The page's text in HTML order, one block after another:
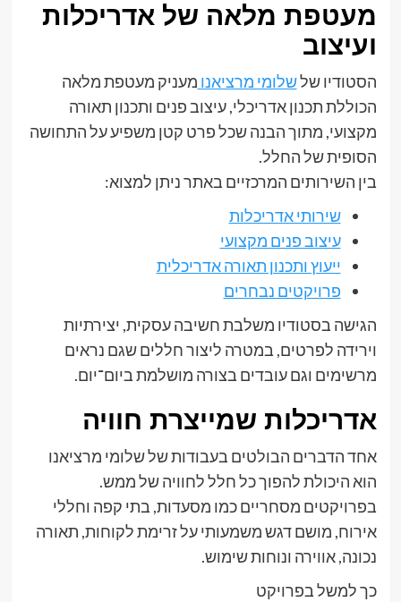
מעטפת מלאה של אדריכלות
ועיצוב
הסטודיו שלשלומי מרציאנו מעניק מעטפת מלאה
הכוללת תכנון אדריכלי, עיצוב פנים ותכנון תאורה
מקצועי, מתוך הבנה שכל פרט קטן משפיע על התחושה
הסופית של החלל.
בין השירותים המרכזיים באתר ניתן למצוא:
שירותי אדריכלות
עיצוב פנים מקצועי
ייעוץ ותכנון תאורה אדריכלית
פרויקטים נבחרים
הגישה בסטודיו משלבת חשיבה עסקית, יצירתיות
וירידה לפרטים, במטרה ליצור חללים שגם נראים
מרשימים וגם עובדים בצורה מושלמת ביום־יום.
אדריכלות שמייצרת חוויה
אחד הדברים הבולטים בעבודות של שלומי מרציאנו
הוא היכולת להפוך כל חלל לחוויה של ממש.
בפרויקטים מסחריים כמו מסעדות, בתי קפה וחללי
אירוח, מושם דגש משמעותי על זרימת לקוחות, תאורה
נכונה, אווירה ונוחות שימוש.
כך למשל בפרויקט